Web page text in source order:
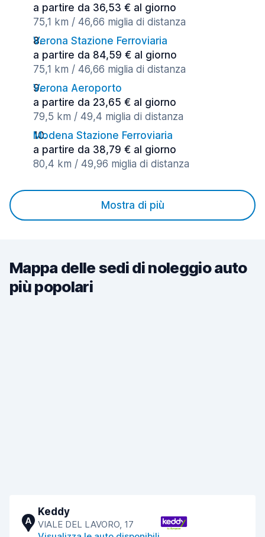
a partire da 36,53 € al giorno
75,1 km / 46,66 miglia di distanza
Verona Stazione Ferroviaria
a partire da 84,59 € al giorno
75,1 km / 46,66 miglia di distanza
Verona Aeroporto
a partire da 23,65 € al giorno
79,5 km / 49,4 miglia di distanza
Modena Stazione Ferroviaria
a partire da 38,79 € al giorno
80,4 km / 49,96 miglia di distanza
Mostra di più
Mappa delle sedi di noleggio auto
più popolari
A
Keddy
VIALE DEL LAVORO, 17